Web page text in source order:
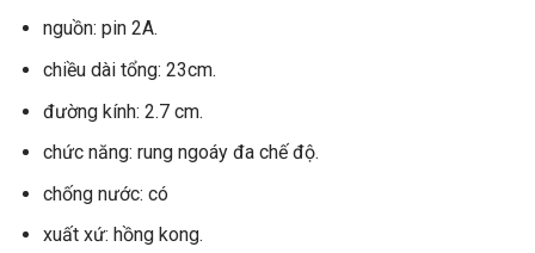
nguồn: pin 2A.
chiều dài tổng: 23cm.
đường kính: 2.7 cm.
chức năng: rung ngoáy đa chế độ.
chống nước: có
xuất xứ: hồng kong.